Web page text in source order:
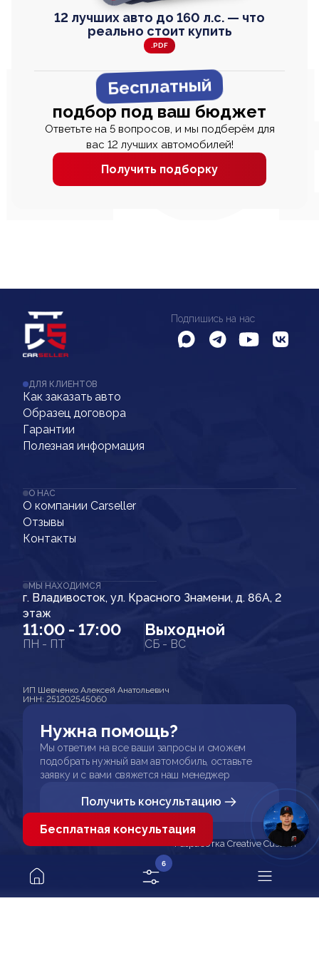
12 лучших авто до 160 л.с. — что
реально стоит купить
.PDF
Бесплатный
подбор под ваш бюджет
Ответьте на 5 вопросов, и мы подберём для
вас 12 лучших автомобилей!
Получить подборку
Подпишись на нас
ДЛЯ КЛИЕНТОВ
Как заказать авто
Образец договора
Гарантии
Полезная информация
О НАС
О компании Carseller
Отзывы
Контакты
МЫ НАХОДИМСЯ
г. Владивосток, ул. Красного Знамени, д. 86А, 2
этаж
11:00 - 17:00
ПН - ПТ
Выходной
СБ - ВС
ИП Шевченко Алексей Анатольевич
ИНН: 251202545060
Нужна помощь?
Мы ответим на все ваши запросы и сможем
подобрать нужный вам автомобиль, оставьте
заявку и с вами свяжется наш менеджер
Получить консультацию
Разработка Creative Custom
6
Бесплатная консультация